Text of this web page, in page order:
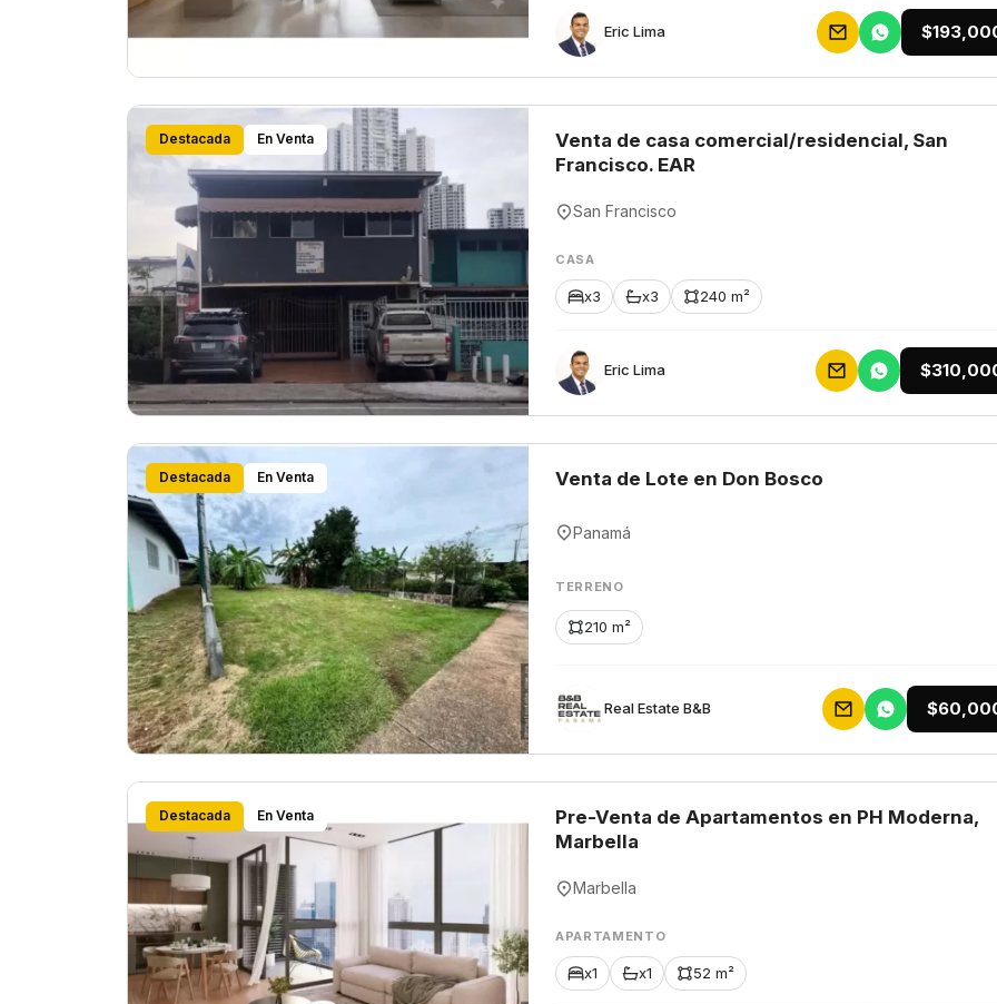
Eric Lima
Destacada En Venta
Venta de casa comercial/residencial, San
Francisco. EAR
San Francisco
CASA
x3 x3 240 m²
Eric Lima
Destacada En Venta Venta de Lote en Don Bosco
Panamá
TERRENO
210 m²
Rеаl Еstаtе В&В
Destacada En Venta
Pre-Venta de Apartamentos en PH Moderna,
Marbella
Marbella
APARTAMENTO
x1 x1 52 m²